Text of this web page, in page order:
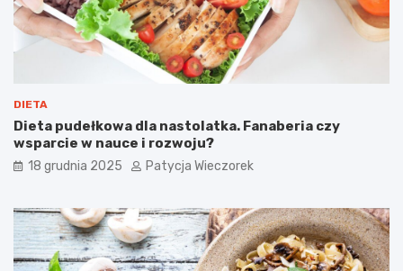
DIETA
Dieta pudełkowa dla nastolatka. Fanaberia czy
wsparcie w nauce i rozwoju?
18 grudnia 2025 Patycja Wieczorek